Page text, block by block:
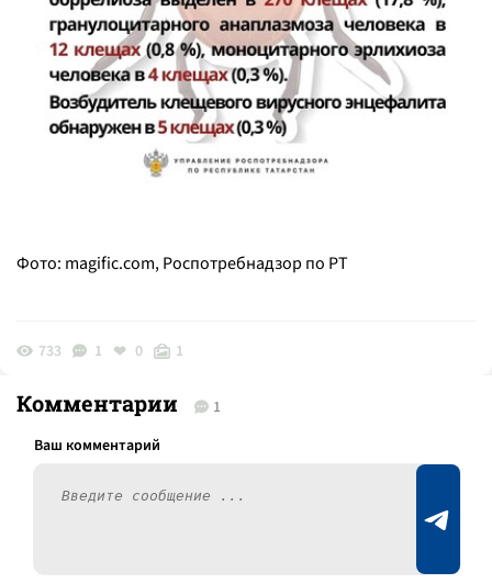
Фото: magific.com, Роспотребнадзор по РТ
733 1 0 1
Комментарии 1